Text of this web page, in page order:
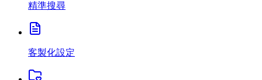
精準搜尋
客製化設定